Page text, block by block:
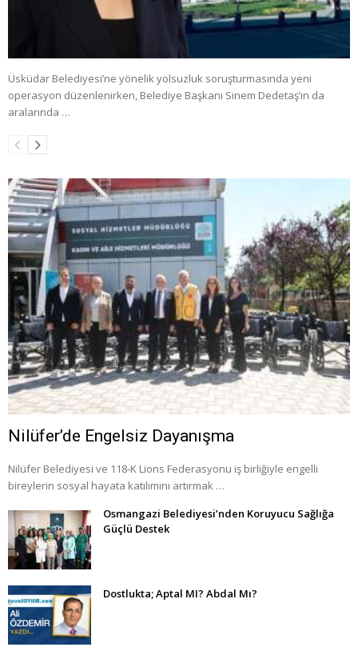
Üsküdar Belediyesi’ne yönelik yolsuzluk soruşturmasında yeni
operasyon düzenlenirken, Belediye Başkanı Sinem Dedetaş’ın da
aralarında …
Nilüfer’de Engelsiz Dayanışma
Nilüfer Belediyesi ve 118-K Lions Federasyonu iş birliğiyle engelli
bireylerin sosyal hayata katılımını artırmak …
Osmangazi Belediyesi’nden Koruyucu Sağlığa
Güçlü Destek
Dostlukta; Aptal MI? Abdal Mı?